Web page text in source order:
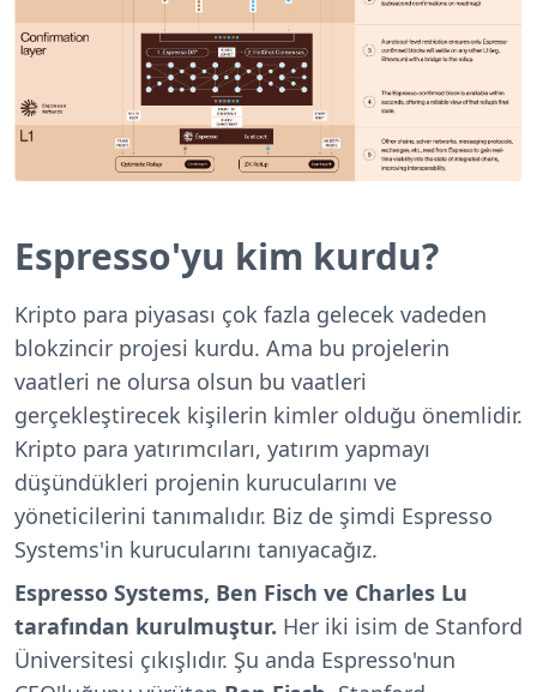
Espresso'yu kim kurdu?
Kripto para piyasası çok fazla gelecek vadeden
blokzincir projesi kurdu. Ama bu projelerin
vaatleri ne olursa olsun bu vaatleri
gerçekleştirecek kişilerin kimler olduğu önemlidir.
Kripto para yatırımcıları, yatırım yapmayı
düşündükleri projenin kurucularını ve
yöneticilerini tanımalıdır. Biz de şimdi Espresso
Systems'in kurucularını tanıyacağız.
Espresso Systems, Ben Fisch ve Charles Lu
tarafından kurulmuştur. Her iki isim de Stanford
Üniversitesi çıkışlıdır. Şu anda Espresso'nun